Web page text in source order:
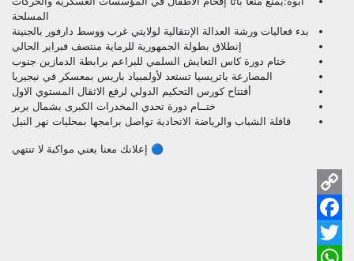
المسلحة
بدء فعاليات ورشة العدالة الإنتقالية لولايتي غرب ووسط دارفور بالجنينة
إنطلاق بطولة الجمهورية للرماية منتصف فبراير الحالي
ختام دورة كاس التعايش السلمي للبراعم برابطة الدمازين جنوب
المصارعة باتريسيا تستعد لأولمبياد باريس بمعسكر في نيجيريا
أفتتاح كورس التحكيم الدولي لرفع الاثقال المستوي الاول
ختــام دورة تحدي المخدرات الكبرى بشمال بربر
قافلة الشباب والرياضة الاتحادية تواصل برامجها بمحليات نهر النيل
🔵 إعلانك معنا يعني مواكبة لا تنتهي